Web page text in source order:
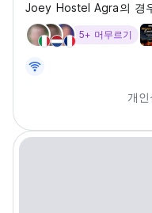
Joey Hostel Agra의 경
5+ 머무르기
개